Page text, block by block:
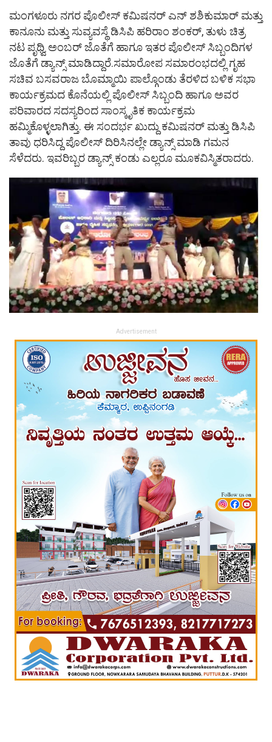
ಮಂಗಳೂರು ನಗರ ಪೊಲೀಸ್ ಕಮಿಷನರ್ ಎನ್‌ ಶಶಿಕುಮಾರ್ ಮತ್ತು
ಕಾನೂನು ಮತ್ತು ಸುವ್ಯವಸ್ಥೆ ಡಿಸಿಪಿ ಹರಿರಾಂ ಶಂಕರ್‌, ತುಳು ಚಿತ್ರ
ನಟ ಪೃಥ್ವಿ ಅಂಬರ್ ಜೊತೆಗೆ ಹಾಗೂ ಇತರ ಪೊಲೀಸ್ ಸಿಬ್ಬಂದಿಗಳ
ಜೊತೆಗೆ ಡ್ಯಾನ್ಸ್ ಮಾಡಿದ್ದಾರೆ.ಸಮಾರೋಪ ಸಮಾರಂಭದಲ್ಲಿ ಗೃಹ
ಸಚಿವ ಬಸವರಾಜ ಬೊಮ್ಮಾಯಿ ಪಾಲ್ಗೊಂಡು ತೆರಳಿದ ಬಳಿಕ ಸಭಾ
ಕಾರ್ಯಕ್ರಮದ ಕೊನೆಯಲ್ಲಿ ಪೊಲೀಸ್ ಸಿಬ್ಬಂದಿ ಹಾಗೂ ಅವರ
ಪರಿವಾರದ ಸದಸ್ಯರಿಂದ ಸಾಂಸ್ಕೃತಿಕ ಕಾರ್ಯಕ್ರಮ
ಹಮ್ಮಿಕೊಳ್ಳಲಾಗಿತ್ತು. ಈ ಸಂದರ್ಭ ಖುದ್ದು ಕಮಿಷನರ್ ಮತ್ತು ಡಿಸಿಪಿ
ತಾವು ಧರಿಸಿದ್ದ ಪೊಲೀಸ್ ದಿರಿಸಿನಲ್ಲೇ ಡ್ಯಾನ್ಸ್ ಮಾಡಿ ಗಮನ
ಸೆಳೆದರು. ಇವರಿಬ್ಬರ ಡ್ಯಾನ್ಸ್ ಕಂಡು ಎಲ್ಲರೂ ಮೂಕವಿಸ್ಮಿತರಾದರು.
Advertisement